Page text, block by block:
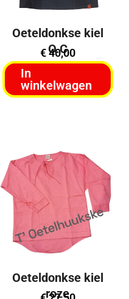
Oeteldonkse kiel
O.C
€40,00
In
winkelwagen
Oeteldonkse kiel
roze